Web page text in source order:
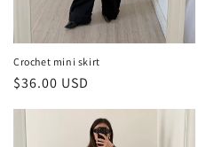
Crochet mini skirt
Prezzo
$36.00 USD